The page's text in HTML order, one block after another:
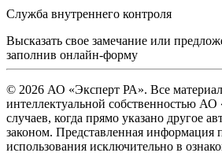
Служба внутреннего контроля
Высказать свое замечание или
заполнив онлайн-форму
© 2026 АО «Эксперт РА». Все
интеллектуальной собственностью
случаев, когда прямо указано другое
законом. Представленная информация
использования исключительно в